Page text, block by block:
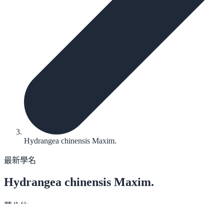
Hydrangea chinensis Maxim.
最新學名
Hydrangea chinensis Maxim.